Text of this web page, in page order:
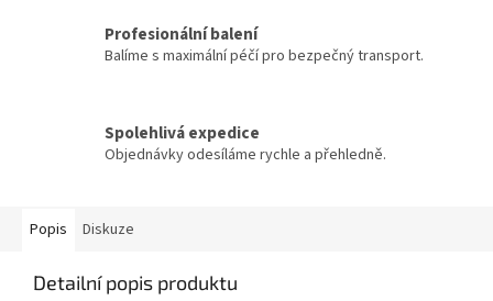
Profesionální balení
Balíme s maximální péčí pro bezpečný transport.
Spolehlivá expedice
Objednávky odesíláme rychle a přehledně.
Popis Diskuze
Detailní popis produktu